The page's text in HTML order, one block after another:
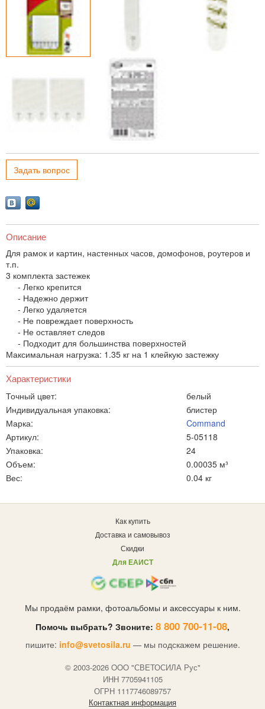
Задать вопрос
Описание
Для рамок и картин, настенных часов, домофонов, роутеров и
т.п.
3 комплекта застежек
- Легко крепится
- Надежно держит
- Легко удаляется
- Не повреждает поверхность
- Не оставляет следов
- Подходит для большинства поверхностей
Максимальная нагрузка: 1.35 кг на 1 клейкую застежку
Характеристики
Точный цвет:
белый
Индивидуальная упаковка:
блистер
Марка:
Command
Артикул:
5-05118
Упаковка:
24
Объем:
0.00035 м³
Вес:
0.04 кг
Как купить
Доставка и самовывоз
Скидки
Для ЕАИСТ
Мы продаём рамки, фотоальбомы и аксессуары к ним.
Помочь выбрать? Звоните: 8 800 700-11-08,
пишите: info@svetosila.ru — мы подскажем решение.
© 2003-2026 OOO "СВЕТОСИЛА Рус"
ИНН 7705941105
ОГРН 1117746089757
Контактная информация